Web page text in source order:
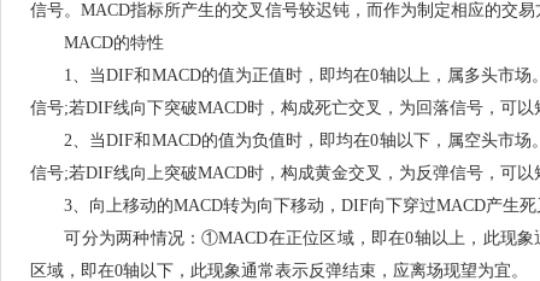
信号。MACD指标所产生的交叉信号较迟钝，而作为制定相应的交
MACD的特性
1、当DIF和MACD的值为正值时，即均在0轴以上，属多头市场
信号;若DIF线向下突破MACD时，构成死亡交叉，为回落信号，可
2、当DIF和MACD的值为负值时，即均在0轴以下，属空头市场
信号;若DIF线向上突破MACD时，构成黄金交叉，为反弹信号，可
3、向上移动的MACD转为向下移动，DIF向下穿过MACD产生死
可分为两种情况：①MACD在正位区域，即在0轴以上，此现象
区域，即在0轴以下，此现象通常表示反弹结束，应离场现望为宜。